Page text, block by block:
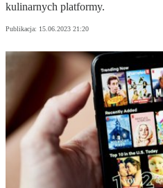
kulinarnych platformy.
Publikacja: 15.06.2023 21:20